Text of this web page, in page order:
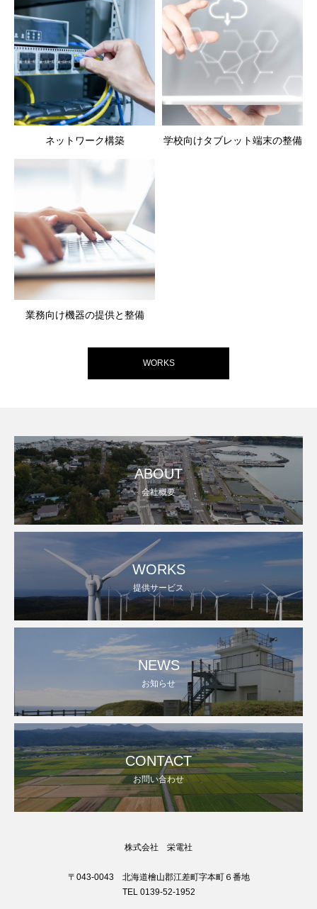
ネットワーク構築 学校向けタブレット端末の整備
業務向け機器の提供と整備
WORKS
ABOUT
会社概要
WORKS
提供サービス
NEWS
お知らせ
CONTACT
お問い合わせ
株式会社 栄電社
〒043-0043 北海道檜山郡江差町字本町６番地
TEL 0139-52-1952